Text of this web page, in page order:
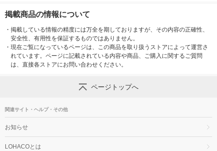
掲載商品の情報について
・ 掲載している情報の精度には万全を期しておりますが、その内容の正確性、
安全性、有用性を保証するものではありません。
・ 現在ご覧になっているページは、この商品を取り扱うストアによって運営さ
れています。ページに記載されている内容や商品、ご購入に関するご質問
は、直接各ストアにお問い合わせください。
ページトップへ
関連サイト・ヘルプ・その他
お知らせ
LOHACOとは